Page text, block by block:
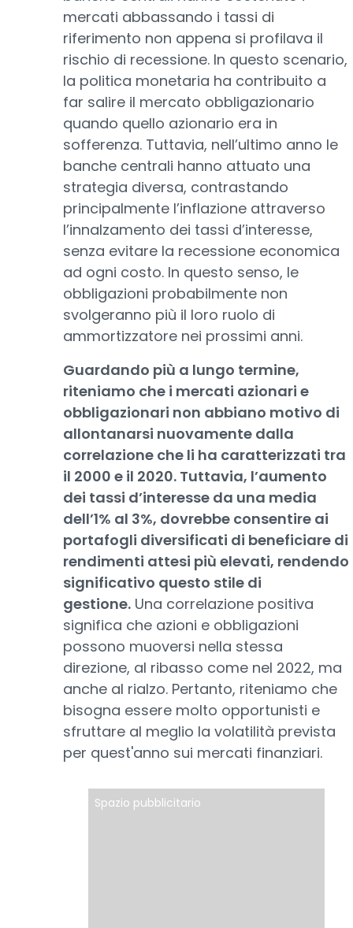
mercati abbassando i tassi di
riferimento non appena si profilava il
rischio di recessione. In questo scenario,
la politica monetaria ha contribuito a
far salire il mercato obbligazionario
quando quello azionario era in
sofferenza. Tuttavia, nell’ultimo anno le
banche centrali hanno attuato una
strategia diversa, contrastando
principalmente l’inflazione attraverso
l’innalzamento dei tassi d’interesse,
senza evitare la recessione economica
ad ogni costo. In questo senso, le
obbligazioni probabilmente non
svolgeranno più il loro ruolo di
ammortizzatore nei prossimi anni.
Guardando più a lungo termine,
riteniamo che i mercati azionari e
obbligazionari non abbiano motivo di
allontanarsi nuovamente dalla
correlazione che li ha caratterizzati tra
il 2000 e il 2020. Tuttavia, l’aumento
dei tassi d’interesse da una media
dell’1% al 3%, dovrebbe consentire ai
portafogli diversificati di beneficiare di
rendimenti attesi più elevati, rendendo
significativo questo stile di
gestione. Una correlazione positiva
significa che azioni e obbligazioni
possono muoversi nella stessa
direzione, al ribasso come nel 2022, ma
anche al rialzo. Pertanto, riteniamo che
bisogna essere molto opportunisti e
sfruttare al meglio la volatilità prevista
per quest'anno sui mercati finanziari.
Spazio pubblicitario